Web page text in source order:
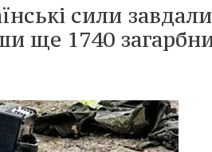
сили
ще 1740